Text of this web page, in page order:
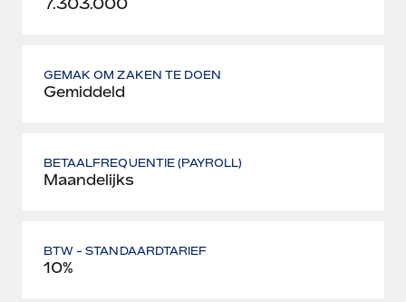
GEMAK OM ZAKEN TE DOEN
Gemiddeld
BETAALFREQUENTIE (PAYROLL)
Maandelijks
BTW - STANDAARDTARIEF
10%